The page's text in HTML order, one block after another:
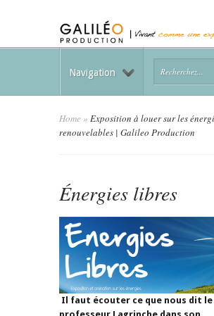
Navigation
Home » Exposition à louer sur les
renouvelables | Galileo Production
Énergies libres
Il faut écouter ce que nous dit le